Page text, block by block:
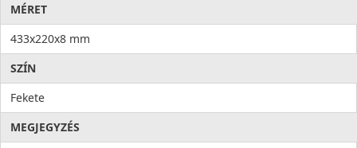
MÉRET
433x220x8 mm
SZÍN
Fekete
MEGJEGYZÉS